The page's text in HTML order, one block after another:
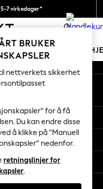
5-7 virkedager*
0
KVINNER
BRUKER
nettverkets sikkerhet
for å få
Du kan endre disse
å klikke på "Manuell
nedenfor.
retningslinjer for
.